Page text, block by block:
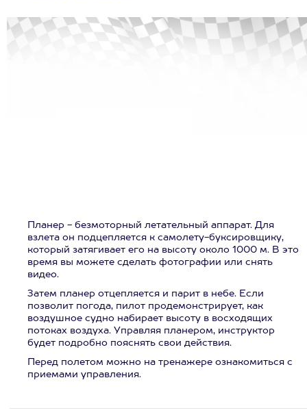
Планер - безмоторный летательный аппарат. Для
взлета он подцепляется к самолету-буксировщику,
который затягивает его на высоту около 1000 м. В это
время вы можете сделать фотографии или снять
видео.
Затем планер отцепляется и парит в небе. Если
позволит погода, пилот продемонстрирует, как
воздушное судно набирает высоту в восходящих
потоках воздуха. Управляя планером, инструктор
будет подробно пояснять свои действия.
Перед полетом можно на тренажере ознакомиться с
приемами управления.